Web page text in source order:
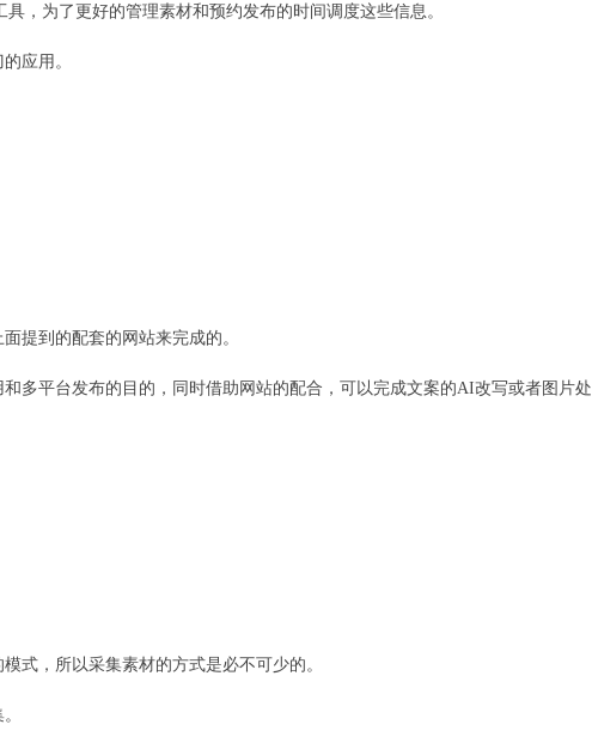
，为了更好的管理素材和预约发布的时间调度这些信息。
应用。
提到的配套的网站来完成的。
多平台发布的目的，同时借助网站的配合，可以完成文案的AI改写或者图片处
式，所以采集素材的方式是必不可少的。